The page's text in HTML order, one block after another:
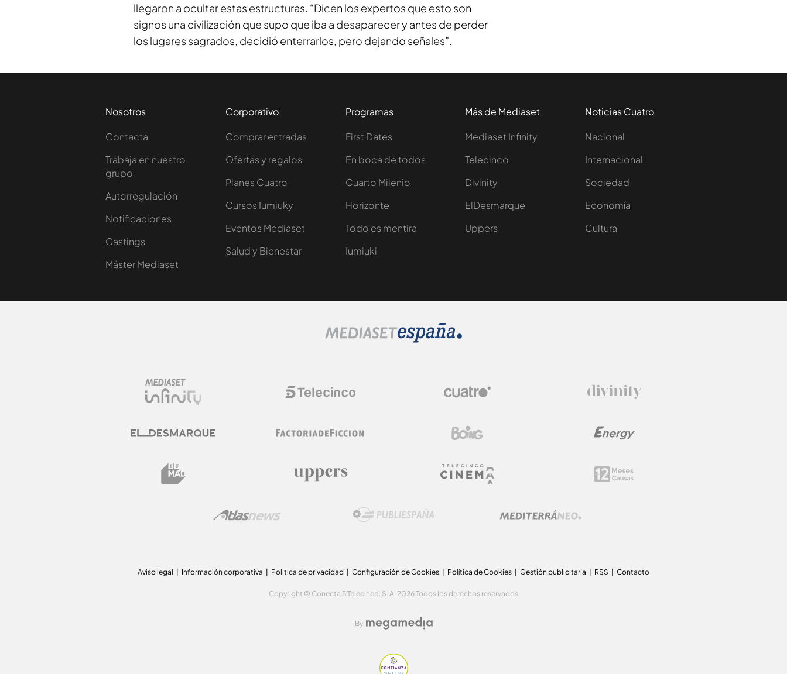
llegaron a ocultar estas estructuras. “Dicen los expertos que esto son
signos una civilización que supo que iba a desaparecer y antes de perder
los lugares sagrados, decidió enterrarlos, pero dejando señales”.
Nosotros
Contacta
Trabaja en nuestro
grupo
Autorregulación
Notificaciones
Castings
Máster Mediaset
Corporativo
Comprar entradas
Ofertas y regalos
Planes Cuatro
Cursos Iumiuky
Eventos Mediaset
Salud y Bienestar
Programas
First Dates
En boca de todos
Cuarto Milenio
Horizonte
Todo es mentira
Iumiuki
Más de Mediaset
Mediaset Infinity
Telecinco
Divinity
ElDesmarque
Uppers
Noticias Cuatro
Nacional
Internacional
Sociedad
Economía
Cultura
Aviso legal Información corporativa Politica de privacidad Configuración de Cookies Política de Cookies Gestión publicitaria RSS Contacto
Copyright © Conecta 5 Telecinco, S. A. 2026 Todos los derechos reservados
By